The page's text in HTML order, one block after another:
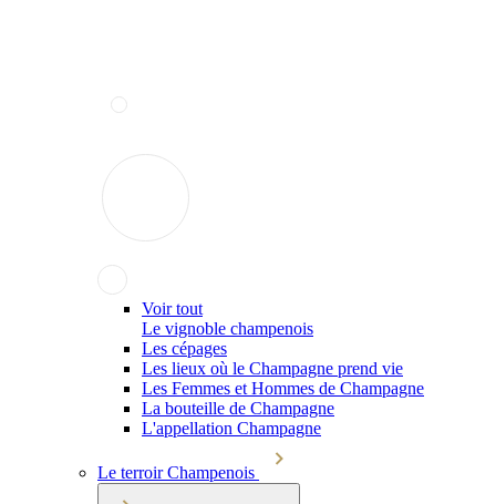
Voir tout
Le vignoble champenois
Les cépages
Les lieux où le Champagne prend vie
Les Femmes et Hommes de Champagne
La bouteille de Champagne
L'appellation Champagne
Le terroir Champenois